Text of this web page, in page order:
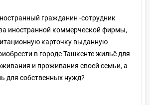
гражданин -сотрудник
иностранной коммерческой фирмы,
карточку выданную
в городе Ташкенте жильё для
и проживания своей семьи, а
для собственных нужд?